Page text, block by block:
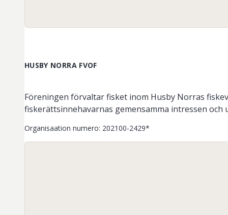
HUSBY NORRA FVOF
Föreningen förvaltar fisket inom Husby Norras
fiskerättsinnehavarnas gemensamma intressen
Organisaation numero: 202100-2429*